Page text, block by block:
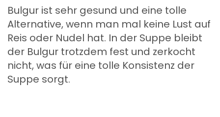
Bulgur ist sehr gesund und eine tolle
Alternative, wenn man mal keine Lust auf
Reis oder Nudel hat. In der Suppe bleibt
der Bulgur trotzdem fest und zerkocht
nicht, was für eine tolle Konsistenz der
Suppe sorgt.